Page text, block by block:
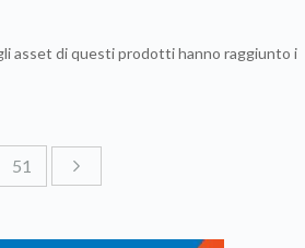
asset di questi prodotti hanno raggiunto i
51